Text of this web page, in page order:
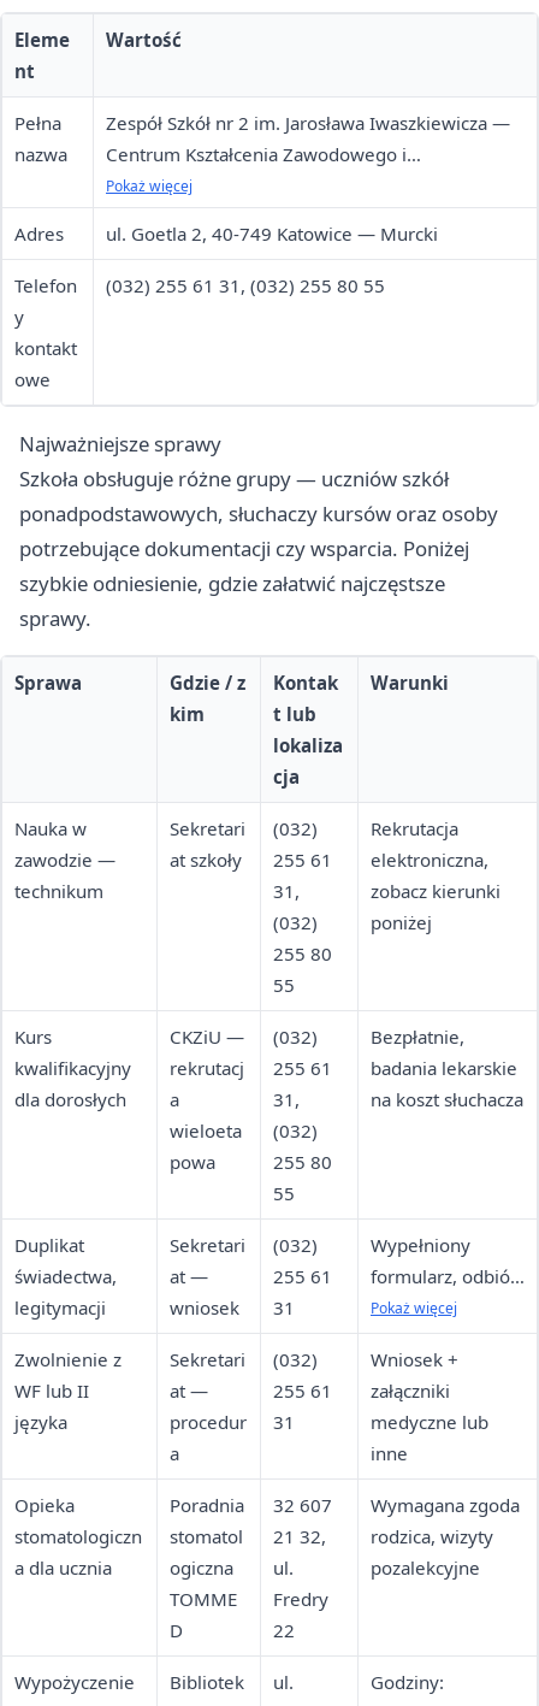
Eleme
nt
Wartość
Pełna
nazwa
Zespół Szkół nr 2 im. Jarosława Iwaszkiewicza —
Centrum Kształcenia Zawodowego i
Ustawicznego w Katowicach
Pokaż więcej
Adres ul. Goetla 2, 40-749 Katowice — Murcki
Telefon
y
kontakt
owe
(032) 255 61 31, (032) 255 80 55
Najważniejsze sprawy
Szkoła obsługuje różne grupy — uczniów szkół
ponadpodstawowych, słuchaczy kursów oraz osoby
potrzebujące dokumentacji czy wsparcia. Poniżej
szybkie odniesienie, gdzie załatwić najczęstsze
sprawy.
Sprawa
Gdzie / z
kim
Kontak
t lub
lokaliza
cja
Warunki
Nauka w
zawodzie —
technikum
Sekretari
at szkoły
(032)
255 61
31,
(032)
255 80
55
Rekrutacja
elektroniczna,
zobacz kierunki
poniżej
Kurs
kwalifikacyjny
dla dorosłych
CKZiU —
rekrutacj
a
wieloeta
powa
(032)
255 61
31,
(032)
255 80
55
Bezpłatnie,
badania lekarskie
na koszt słuchacza
Duplikat
świadectwa,
legitymacji
Sekretari
at —
wniosek
(032)
255 61
31
Wypełniony
formularz, odbiór
osobisty lub przez
pełnomocnika
Pokaż więcej
Zwolnienie z
WF lub II
języka
Sekretari
at —
procedur
a
(032)
255 61
31
Wniosek +
załączniki
medyczne lub
inne
Opieka
stomatologiczn
a dla ucznia
Poradnia
stomatol
ogiczna
TOMME
D
32 607
21 32,
ul.
Fredry
22
Wymagana zgoda
rodzica, wizyty
pozalekcyjne
Wypożyczenie
Bibliotek
ul.
Godziny: